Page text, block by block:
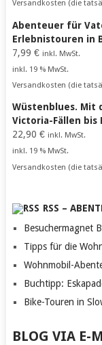
Versandkosten (die
Abenteuer für
Erlebnistouren in
7,99 € inkl. MwSt.
inkl. 19 % MwSt.
Versandkosten (die
Wüstenblues. Mit
Victoria-Fällen bis
22,90 € inkl. MwSt.
inkl. 19 % MwSt.
Versandkosten (die
RSS –
Besuchermagnet
Tipps für die
Wohnmobil-
Buchtipp:
Bike-Touren in
BLOG VIA E-